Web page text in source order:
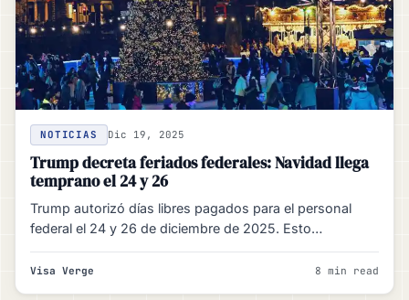
NOTICIAS Dic 19, 2025
Trump decreta feriados federales: Navidad llega
temprano el 24 y 26
Trump autorizó días libres pagados para el personal
federal el 24 y 26 de diciembre de 2025. Esto…
Visa Verge 8 min read